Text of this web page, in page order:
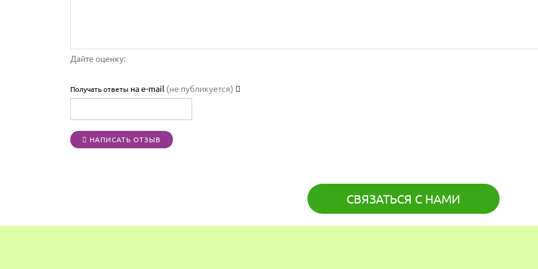
Дайте оценку:
Получать ответы на e-mail (не публикуется)
НАПИСАТЬ ОТЗЫВ
СВЯЗАТЬСЯ С НАМИ